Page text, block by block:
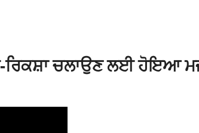
ਰਿਕਸ਼ਾ ਚਲਾਉਣ ਲਈ ਹੋਇਆ